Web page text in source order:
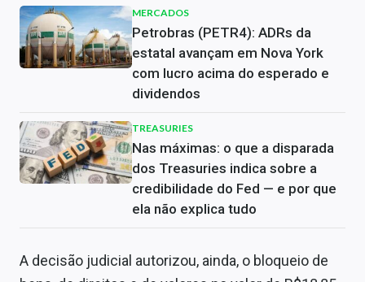
MERCADOS
Petrobras (PETR4): ADRs da
estatal avançam em Nova York
com lucro acima do esperado e
dividendos
TREASURIES
Nas máximas: o que a disparada
dos Treasuries indica sobre a
credibilidade do Fed — e por que
ela não explica tudo
A decisão judicial autorizou, ainda, o bloqueio de